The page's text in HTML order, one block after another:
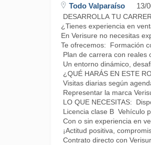
Todo Valparaíso 13/
DESARROLLA TU
¿Tienes experiencia en
En Verisure no necesitas
Te ofrecemos: Formación
Plan de carrera con reales
Un entorno dinámico,
¿QUÉ HARÁS EN ESTE
Visitas diarias según
Representar la marca
LO QUE NECESITAS:
Licencia clase B Vehículo
Con o sin experiencia en
¡Actitud positiva,
Contrato directo con